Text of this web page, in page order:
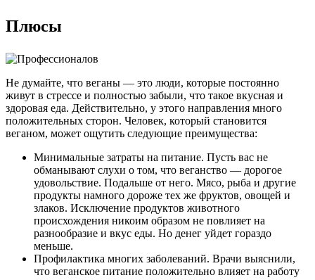
Плюсы
Не думайте, что веганы — это люди, которые постоянно
живут в стрессе и полностью забыли, что такое вкусная и
здоровая еда. Действительно, у этого направления много
положительных сторон. Человек, который становится
веганом, может ощутить следующие преимущества:
Минимальные затраты на питание. Пусть вас не
обманывают слухи о том, что веганство — дорогое
удовольствие. Подальше от него. Мясо, рыба и другие
продукты намного дороже тех же фруктов, овощей и
злаков. Исключение продуктов животного
происхождения никоим образом не повлияет на
разнообразие и вкус еды. Но денег уйдет гораздо
меньше.
Профилактика многих заболеваний. Врачи выяснили,
что веганское питание положительно влияет на работу